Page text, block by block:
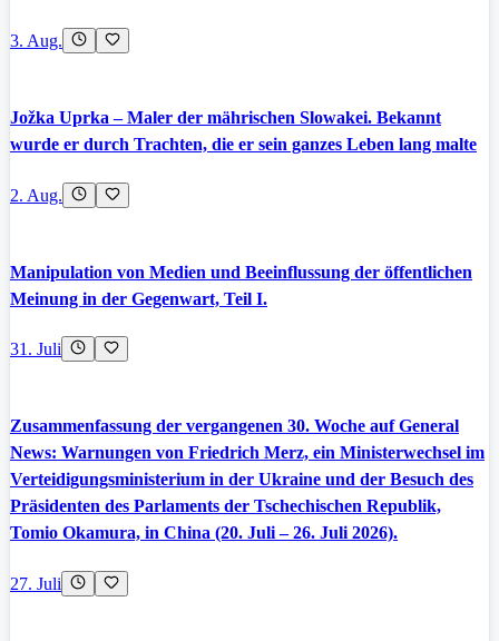
3. Aug.
Jožka Uprka – Maler der mährischen Slowakei. Bekannt
wurde er durch Trachten, die er sein ganzes Leben lang malte
2. Aug.
Manipulation von Medien und Beeinflussung der öffentlichen
Meinung in der Gegenwart, Teil I.
31. Juli
Zusammenfassung der vergangenen 30. Woche auf General
News: Warnungen von Friedrich Merz, ein Ministerwechsel im
Verteidigungsministerium in der Ukraine und der Besuch des
Präsidenten des Parlaments der Tschechischen Republik,
Tomio Okamura, in China (20. Juli – 26. Juli 2026).
27. Juli